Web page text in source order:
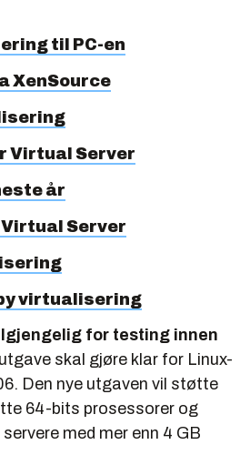
til PC-en
XenSource
Virtual Server
år
Server
virtualisering
for testing innen
skal gjøre klar for Linux-
Den nye utgaven vil støtte
64-bits prosessorer og
med mer enn 4 GB